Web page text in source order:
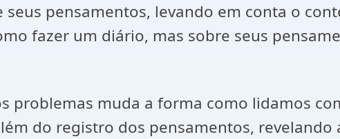
pensamentos, levando em conta o
fazer um diário, mas sobre seus
problemas muda a forma como lidamos
do registro dos pensamentos, revelando